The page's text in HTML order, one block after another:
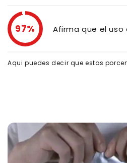
97% Afirma que el uso
Aqui puedes decir que estos